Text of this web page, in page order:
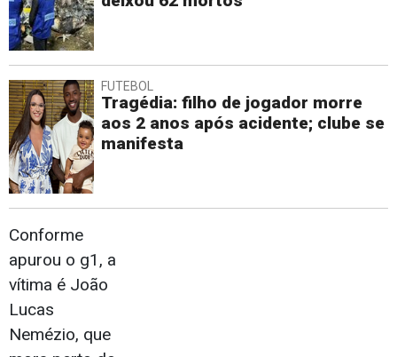
FUTEBOL
Tragédia: filho de jogador morre
aos 2 anos após acidente; clube se
manifesta
Conforme
apurou o g1, a
vítima é João
Lucas
Nemézio, que